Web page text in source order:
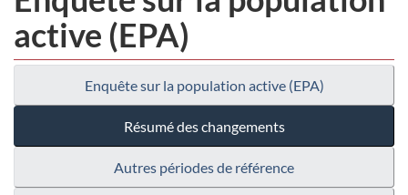
active (EPA)
Enquête sur la population active (EPA)
Résumé des changements
Autres périodes de référence